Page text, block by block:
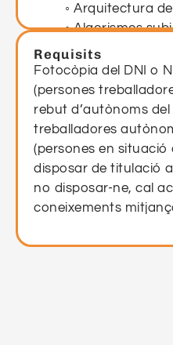
◦ Arquitectura
◦ Algorismes
Processament
(NLP)
◦ Tècniques
◦ Desafiaments
Entrenament i
llenguatge
MÒDUL DE
avenços en
Aplicacions de
Requisits
Fotocòpia del DNI o
(persones
rebut d’autònoms
treballadores
(persones en situació
disposar de titulació
no disposar-ne, cal
coneixements